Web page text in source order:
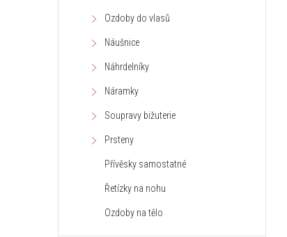
Ozdoby do vlasů
Náušnice
Náhrdelníky
Náramky
Soupravy bižuterie
Prsteny
Přívěsky samostatné
Řetízky na nohu
Ozdoby na tělo